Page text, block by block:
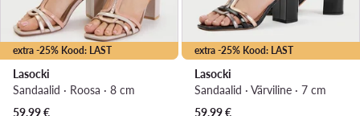
extra -25% Kood: LAST
Lasocki
Sandaalid · Roosa · 8 cm
59,99€
extra -25% Kood: LAST
Lasocki
Sandaalid · Värviline · 7 cm
59,99€